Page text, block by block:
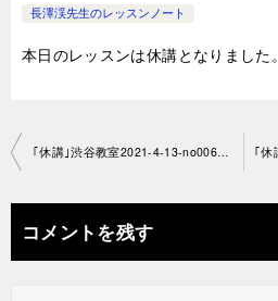
長澤渓先生のレッスンノート
本日のレッスンは休講となりました。
投
ナ
ビ
コメントを残す